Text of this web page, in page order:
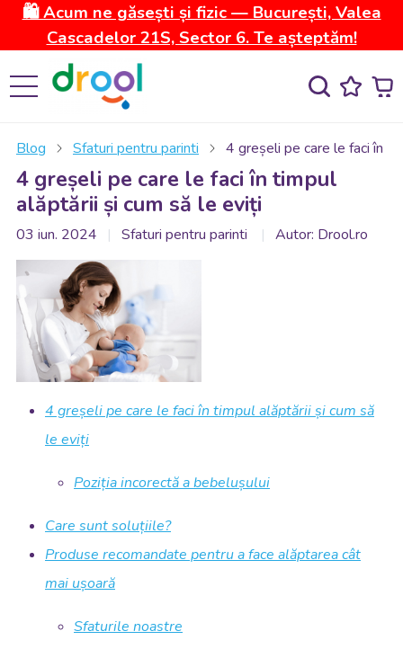
🛍️ Acum ne găsești și fizic — București, Valea
Cascadelor 21S, Sector 6. Te așteptăm!
Blog Sfaturi pentru parinti 4 greșeli pe care le faci în
4 greșeli pe care le faci în timpul
alăptării și cum să le eviți
03 iun. 2024 Sfaturi pentru parinti Autor: Drool.ro
4 greșeli pe care le faci în timpul alăptării și cum să
le eviți
Poziția incorectă a bebelușului
Care sunt soluțiile?
Produse recomandate pentru a face alăptarea cât
mai ușoară
Sfaturile noastre